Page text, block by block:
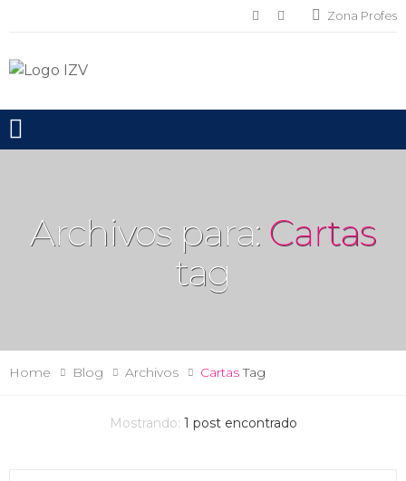
Zona Profes
Toggle mobile menu
Archivos para: Cartas
tag
Home Blog Archivos CartasTag
Mostrando: 1 post encontrado